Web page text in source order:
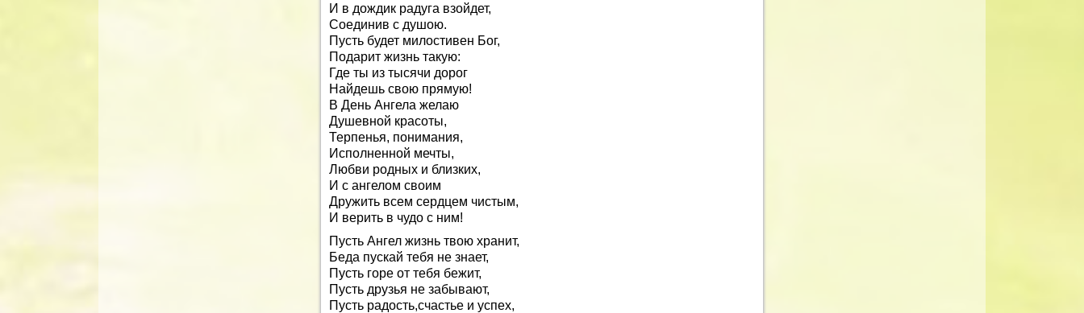
И в дождик радуга взойдет,
Соединив с душою.
Пусть будет милостивен Бог,
Подарит жизнь такую:
Где ты из тысячи дорог
Найдешь свою прямую!
В День Ангела желаю
Душевной красоты,
Терпенья, понимания,
Исполненной мечты,
Любви родных и близких,
И с ангелом своим
Дружить всем сердцем чистым,
И верить в чудо с ним!
Пусть Ангел жизнь твою хранит,
Беда пускай тебя не знает,
Пусть горе от тебя бежит,
Пусть друзья не забывают,
Пусть радость,счастье и успех,